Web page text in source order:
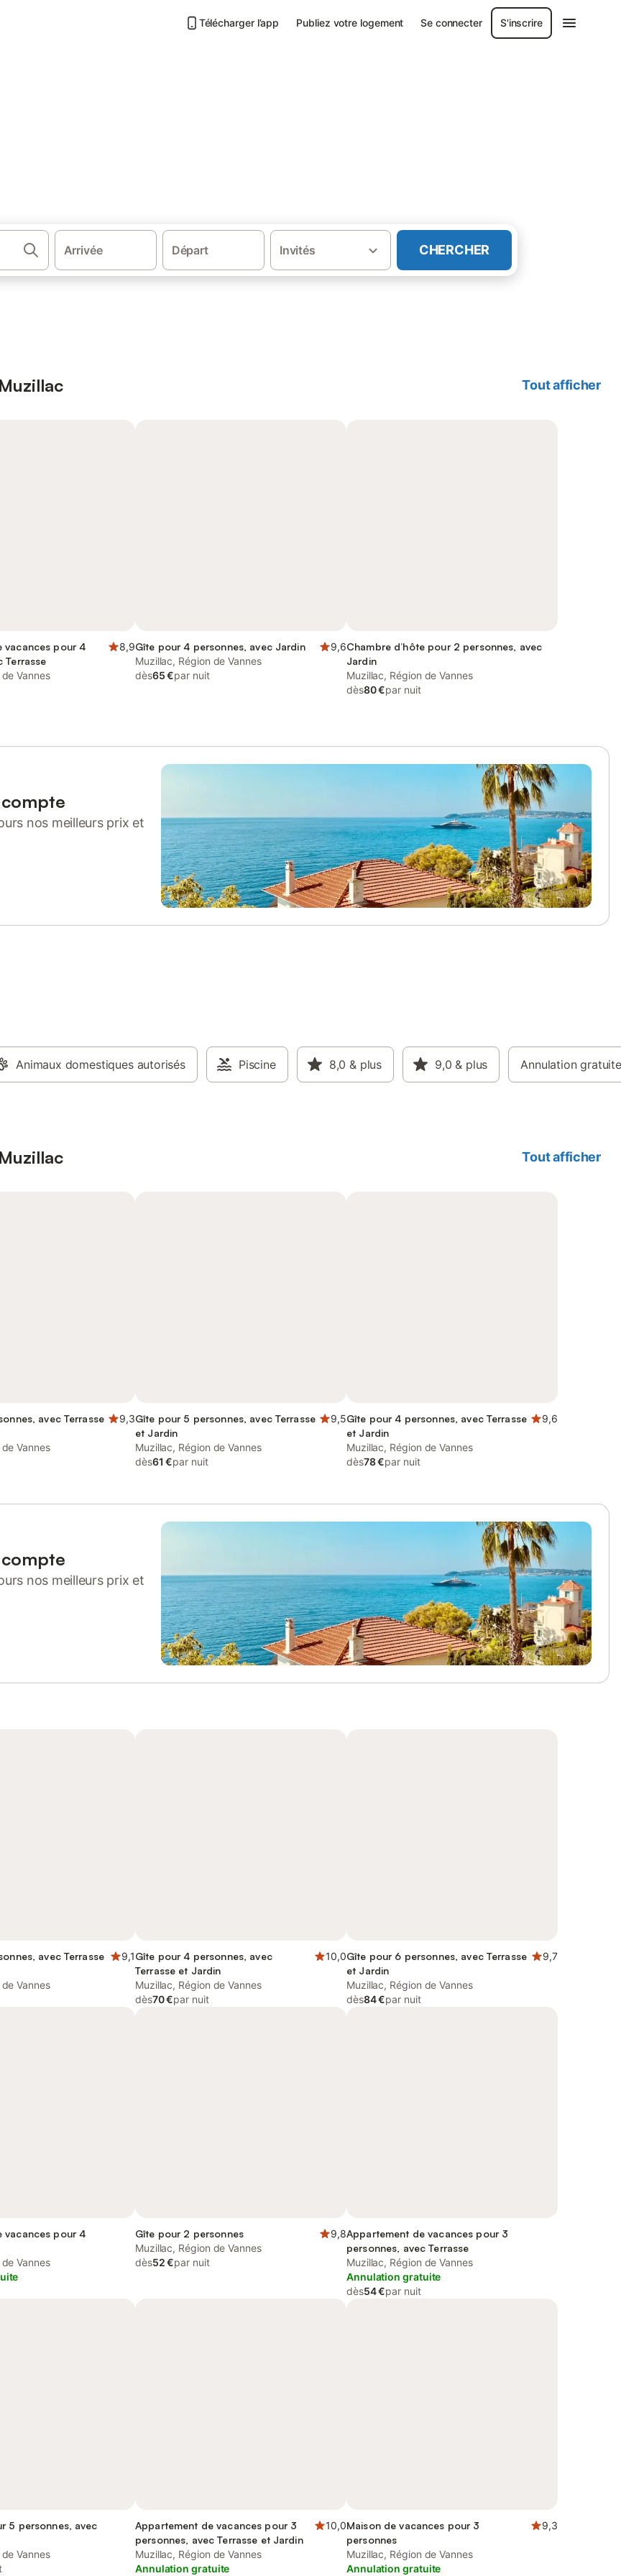
Télécharger l’app Publiez votre logement Se connecter S'inscrire
Arrivée Départ Invités CHERCHER
Tout afficher
vacances pour 4
Terrasse
8,9
Vannes
Gîte pour 4 personnes, avec Jardin
9,6
Muzillac, Région de Vannes
dès65 €par nuit
Chambre d’hôte pour 2 personnes, avec
Jardin
Muzillac, Région de Vannes
dès80 €par nuit
compte
nos meilleurs prix et
Animaux domestiques autorisés Piscine 8,0 & plus 9,0 & plus Annulation gratuite
Tout afficher
avec Terrasse
9,3
Vannes
Gîte pour 5 personnes, avec Terrasse
et Jardin
9,5
Muzillac, Région de Vannes
dès61 €par nuit
Gîte pour 4 personnes, avec Terrasse
et Jardin
9,6
Muzillac, Région de Vannes
dès78 €par nuit
compte
nos meilleurs prix et
avec Terrasse
9,1
Vannes
Gîte pour 4 personnes, avec
Terrasse et Jardin
10,0
Muzillac, Région de Vannes
dès70 €par nuit
Gîte pour 6 personnes, avec Terrasse
et Jardin
9,7
Muzillac, Région de Vannes
dès84 €par nuit
vacances pour 4
Vannes
Gîte pour 2 personnes
9,8
Muzillac, Région de Vannes
dès52 €par nuit
Appartement de vacances pour 3
personnes, avec Terrasse
Muzillac, Région de Vannes
Annulation gratuite
dès54 €par nuit
5 personnes, avec
Vannes
Appartement de vacances pour 3
personnes, avec Terrasse et Jardin
10,0
Muzillac, Région de Vannes
Annulation gratuite
Maison de vacances pour 3
personnes
9,3
Muzillac, Région de Vannes
Annulation gratuite